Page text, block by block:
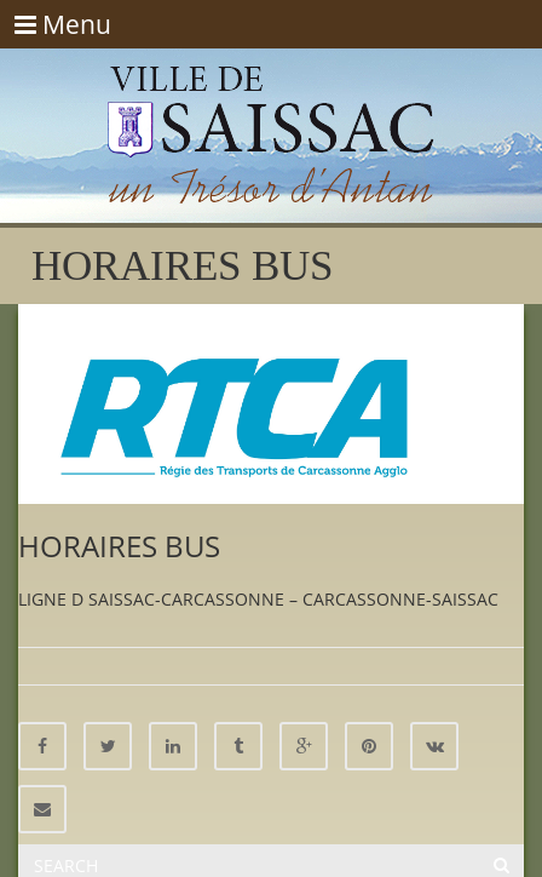
Menu
Menu
HORAIRES BUS
HORAIRES BUS
LIGNE D SAISSAC-CARCASSONNE – CARCASSONNE-SAISSAC